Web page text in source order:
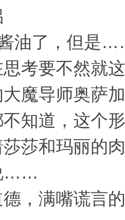
油了，但是
考要不然就
魔导师奥萨
知道，这个
莎莎和玛丽
……
，满嘴谎言